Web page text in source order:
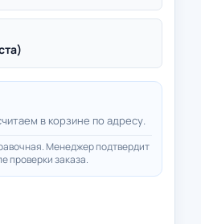
в корзине по адресу.
Менеджер подтвердит
проверки заказа.